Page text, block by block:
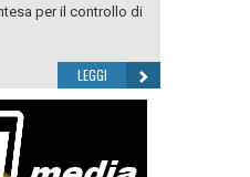
per il controllo di
LEGGI